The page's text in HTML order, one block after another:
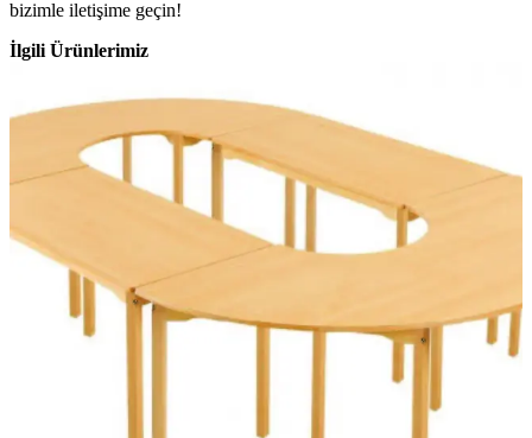
bizimle iletişime geçin!
İlgili Ürünlerimiz